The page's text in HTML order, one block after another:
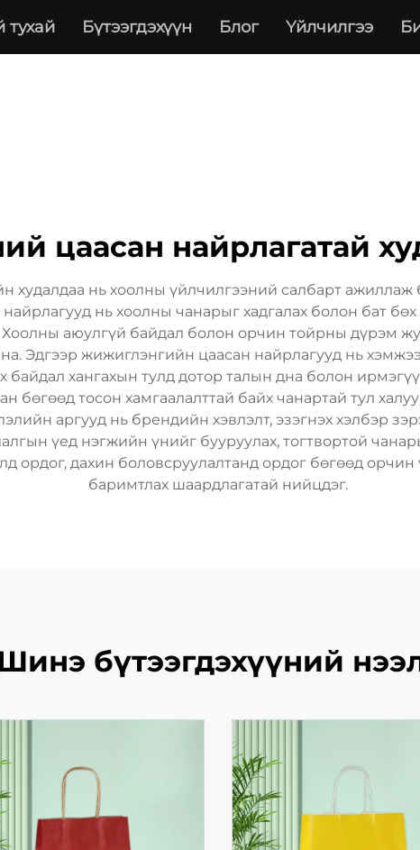
тухай Бүтээгдэхүүн Блог Үйлчилгээ
цаасан найрлагатай
нь хоолны үйлчилгээний салбарт ажиллаж
нь хоолны чанарыг хадгалах болон бат
Хоолны аюулгүй байдал болон орчин тойрны дүрэм
Эдгээр жижиглэнгийн цаасан найрлагууд нь
байдал хангахын тулд дотор талын дна болон
бөгөөд тосон хамгаалалттай байх чанартай тул
аргууд нь брендийн хэвлэлт, эзэгнэх хэлбэр
үед нэгжийн үнийг бууруулах, тогтвортой
ордог, дахин боловсруулалтанд ордог бөгөөд
баримтлах шаардлагатай нийцдэг.
бүтээгдэхүүний